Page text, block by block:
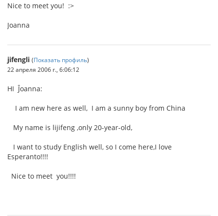
Nice to meet you! :>
Joanna
jifengli (Показать профиль)
22 апреля 2006 г., 6:06:12
HI Ĵoanna:
I am new here as well, I am a sunny boy from China
My name is lijifeng ,only 20-year-old,
I want to study English well, so I come here,I love
Esperanto!!!!
Nice to meet you!!!!